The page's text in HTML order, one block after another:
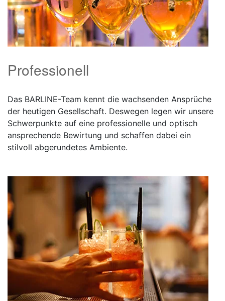
Professionell
Das BARLINE-Team kennt die wachsenden Ansprüche
der heutigen Gesellschaft. Deswegen legen wir unsere
Schwerpunkte auf eine professionelle und optisch
ansprechende Bewirtung und schaffen dabei ein
stilvoll abgerundetes Ambiente.